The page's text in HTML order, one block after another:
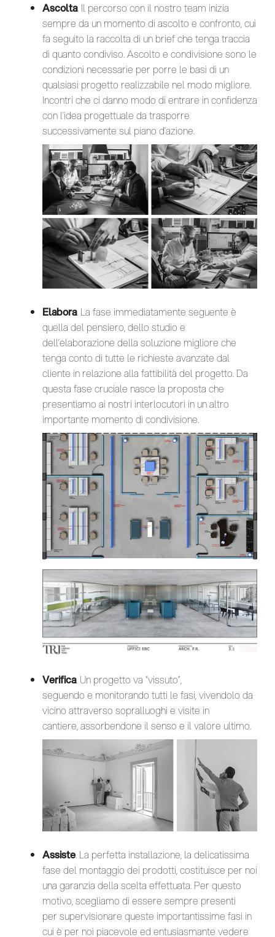
Ascolta. Il percorso con il nostro team inizia
sempre da un momento di ascolto e confronto, cui
fa seguito la raccolta di un brief che tenga traccia
di quanto condiviso. Ascolto e condivisione sono le
condizioni necessarie per porre le basi di un
qualsiasi progetto realizzabile nel modo migliore.
Incontri che ci danno modo di entrare in confidenza
con l’idea progettuale da trasporre
successivamente sul piano d’azione.
Elabora. La fase immediatamente seguente è
quella del pensiero, dello studio e
dell’elaborazione della soluzione migliore che
tenga conto di tutte le richieste avanzate dal
cliente in relazione alla fattibilità del progetto. Da
questa fase cruciale nasce la proposta che
presentiamo ai nostri interlocutori in un altro
importante momento di condivisione.
Verifica. Un progetto va “vissuto”,
seguendo e monitorando tutti le fasi, vivendolo da
vicino attraverso sopralluoghi e visite in
cantiere, assorbendone il senso e il valore ultimo.
Assiste. La perfetta installazione, la delicatissima
fase del montaggio dei prodotti, costituisce per noi
una garanzia della scelta effettuata. Per questo
motivo, scegliamo di essere sempre presenti
per supervisionare queste importantissime fasi in
cui è per noi piacevole ed entusiasmante vedere